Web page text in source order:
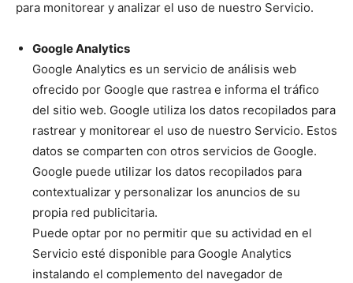
para monitorear y analizar el uso de nuestro Servicio.
Google Analytics
Google Analytics es un servicio de análisis web
ofrecido por Google que rastrea e informa el tráfico
del sitio web. Google utiliza los datos recopilados para
rastrear y monitorear el uso de nuestro Servicio. Estos
datos se comparten con otros servicios de Google.
Google puede utilizar los datos recopilados para
contextualizar y personalizar los anuncios de su
propia red publicitaria.
Puede optar por no permitir que su actividad en el
Servicio esté disponible para Google Analytics
instalando el complemento del navegador de